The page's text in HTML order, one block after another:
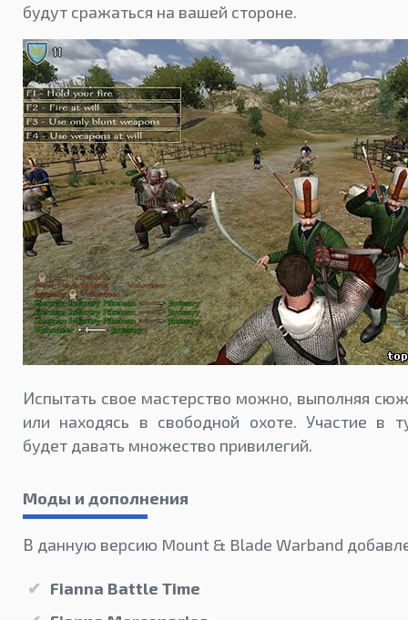
будут сражаться на вашей стороне.
Испытать свое мастерство можно, выполняя
или находясь в свободной охоте. Участие в
будет давать множество привилегий.
Моды и дополнения
В данную версию Mount & Blade Warband
Fianna Battle Time